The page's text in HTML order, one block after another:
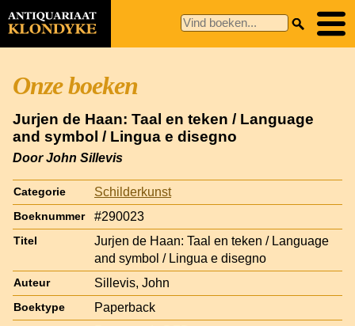
Onze boeken
Jurjen de Haan: Taal en teken / Language
and symbol / Lingua e disegno
Door John Sillevis
Categorie Schilderkunst
Boeknummer #290023
Titel
Jurjen de Haan: Taal en teken / Language
and symbol / Lingua e disegno
Auteur Sillevis, John
Boektype Paperback